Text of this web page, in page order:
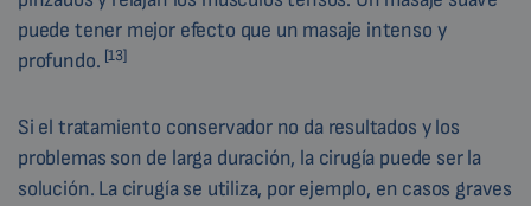
puede tener mejor efecto que un masaje intenso y
profundo. [13]
Si el tratamiento conservador no da resultados y los
problemas son de larga duración, la cirugía puede ser la
solución. La cirugía se utiliza, por ejemplo, en casos graves